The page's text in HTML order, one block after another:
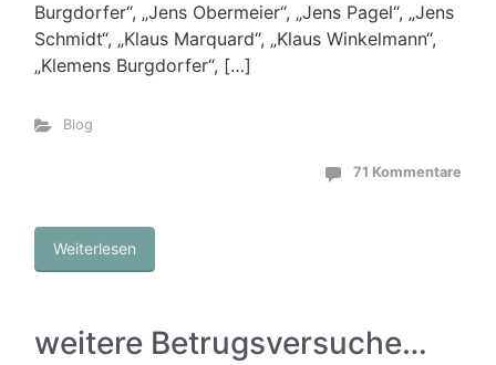
Burgdorfer“, „Jens Obermeier“, „Jens Pagel“, „Jens
Schmidt“, „Klaus Marquard“, „Klaus Winkelmann“,
„Klemens Burgdorfer“, […]
Blog
71 Kommentare
Weiterlesen
weitere Betrugsversuche…